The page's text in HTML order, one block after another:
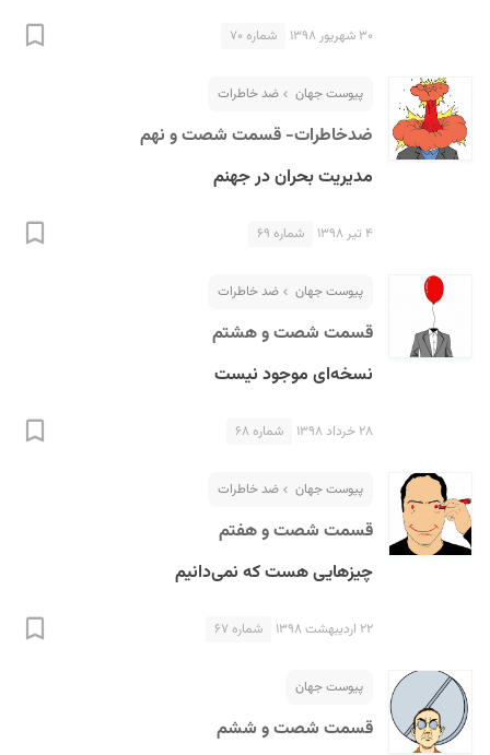
۳۰ شهریور ۱۳۹۸ شماره ۷۰
پیوست جهان ضد خاطرات
ضدخاطرات- قسمت شصت و نهم
مدیریت بحران در جهنم
۴ تیر ۱۳۹۸ شماره ۶۹
پیوست جهان ضد خاطرات
قسمت شصت و هشتم
نسخه‌ای موجود نیست
۲۸ خرداد ۱۳۹۸ شماره ۶۸
پیوست جهان ضد خاطرات
قسمت شصت و هفتم
چیزهایی هست که نمی‌دانیم
۲۲ اردیبهشت ۱۳۹۸ شماره ۶۷
پیوست جهان
قسمت شصت و ششم